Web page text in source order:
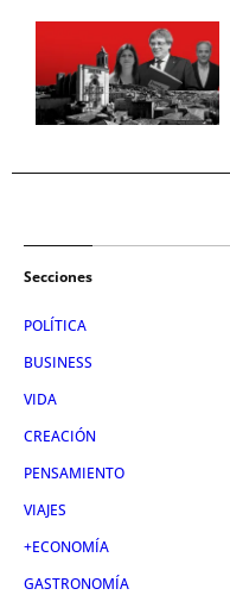
Secciones
POLÍTICA
BUSINESS
VIDA
CREACIÓN
PENSAMIENTO
VIAJES
+ECONOMÍA
GASTRONOMÍA